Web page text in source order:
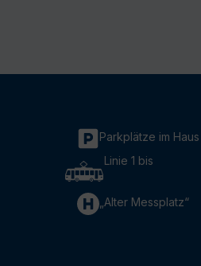
Parkplätze im Haus
Linie 1 bis
„Alter Messplatz“